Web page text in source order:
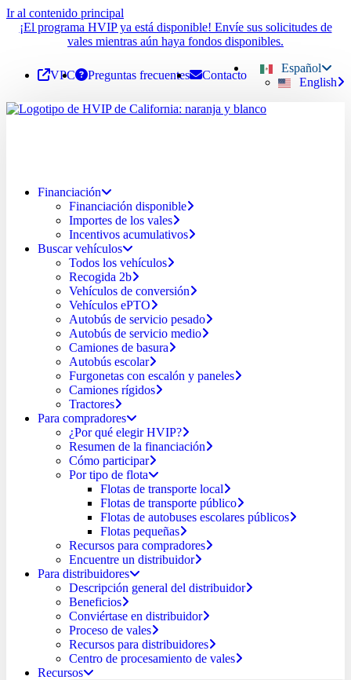
Ir al contenido principal
¡El programa HVIP ya está disponible! Envíe sus solicitudes de
vales mientras aún haya fondos disponibles.
VPC Preguntas frecuentes Contacto
Español
English
Financiación
Financiación disponible
Importes de los vales
Incentivos acumulativos
Buscar vehículos
Todos los vehículos
Recogida 2b
Vehículos de conversión
Vehículos ePTO
Autobús de servicio pesado
Autobús de servicio medio
Camiones de basura
Autobús escolar
Furgonetas con escalón y paneles
Camiones rígidos
Tractores
Para compradores
¿Por qué elegir HVIP?
Resumen de la financiación
Cómo participar
Por tipo de flota
Flotas de transporte local
Flotas de transporte público
Flotas de autobuses escolares públicos
Flotas pequeñas
Recursos para compradores
Encuentre un distribuidor
Para distribuidores
Descripción general del distribuidor
Beneficios
Conviértase en distribuidor
Proceso de vales
Recursos para distribuidores
Centro de procesamiento de vales
Recursos